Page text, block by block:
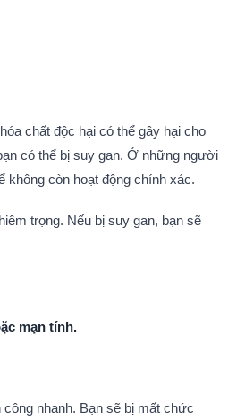
chất độc hại có thể gây hại cho
có thể bị suy gan. Ở những người
không còn hoạt động chính xác.
trọng. Nếu bị suy gan, bạn sẽ
mạn tính.
nhanh. Bạn sẽ bị mất chức